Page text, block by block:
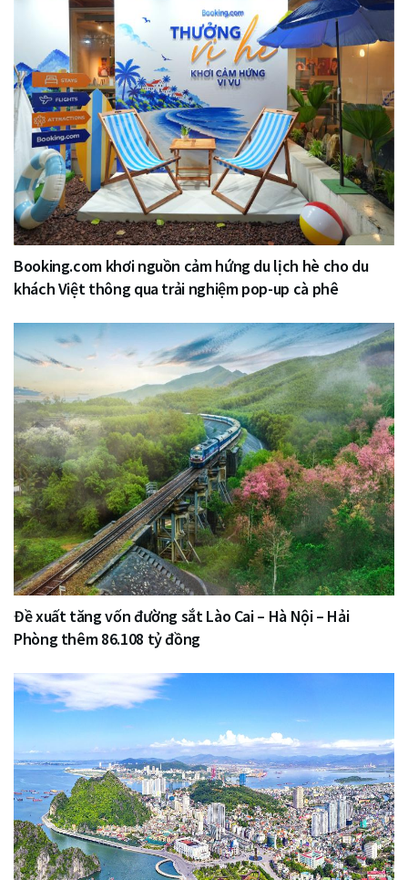
Booking.com khơi nguồn cảm hứng du lịch hè cho du
khách Việt thông qua trải nghiệm pop-up cà phê
Đề xuất tăng vốn đường sắt Lào Cai – Hà Nội – Hải
Phòng thêm 86.108 tỷ đồng